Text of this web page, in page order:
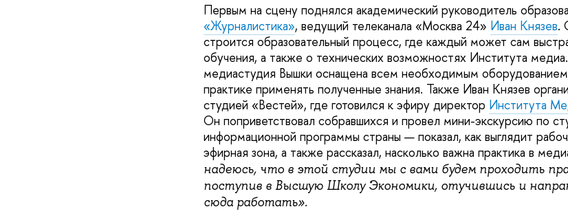
Первым на сцену поднялся академический руководитель
«Журналистика», ведущий телеканала «Москва 24» Иван Князев.
строится образовательный процесс, где каждый может сам
обучения, а также о технических возможностях Института
медиастудия Вышки оснащена всем необходимым
практике применять полученные знания. Также Иван Князев
студией «Вестей», где готовился к эфиру директор Института
Он поприветствовал собравшихся и провел мини-экскурсию по
информационной программы страны — показал, как выглядит
эфирная зона, а также рассказал, насколько важна практика в
надеюсь, что в этой студии мы с вами будем проходить
поступив в Высшую Школу Экономики, отучившись и
сюда работать».